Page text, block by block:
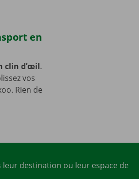
en
clin d’œil.
vos
Rien de
leur destination ou leur espace de